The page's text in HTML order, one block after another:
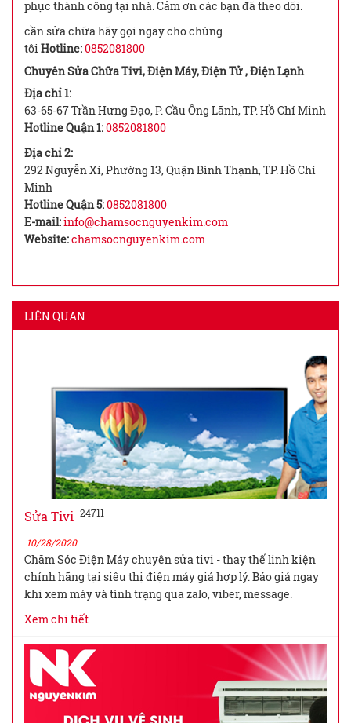
phục thành công tại nhà. Cảm ơn các bạn đã theo dõi.
cần sửa chữa hãy gọi ngay cho chúng
tôi Hotline:0852081800
Chuyên Sửa Chữa Tivi, Điện Máy, Điện Tử , Điện Lạnh
Địa chỉ 1:
63-65-67 Trần Hưng Đạo, P. Cầu Ông Lãnh, TP. Hồ Chí Minh
Hotline Quận 1:0852081800
Địa chỉ 2:
292 Nguyễn Xí, Phường 13, Quận Bình Thạnh, TP. Hồ Chí
Minh
Hotline Quận 5:0852081800
E-mail:info@chamsocnguyenkim.com
Website:chamsocnguyenkim.com
LIÊN QUAN
Sửa Tivi 24711
10/28/2020
Chăm Sóc Điện Máy chuyên sửa tivi - thay thế linh kiện
chính hãng tại siêu thị điện máy giá hợp lý. Báo giá ngay
khi xem máy và tình trạng qua zalo, viber, message.
Xem chi tiết